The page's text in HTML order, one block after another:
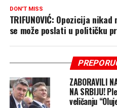
DON'T MISS
TRIFUNOVIĆ: Opozicija
se može poslati u političku
ZABORAVILI
NA SRBIJU!
veličanju